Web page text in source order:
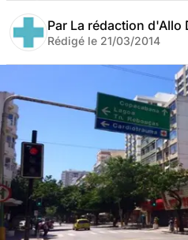
Par La rédaction d'Allo
Rédigé le 21/03/2014